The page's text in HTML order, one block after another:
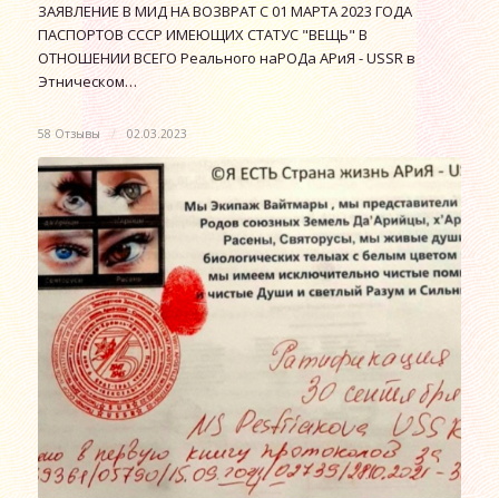
ЗАЯВЛЕНИЕ В МИД НА ВОЗВРАТ С 01 МАРТА 2023 ГОДА
ПАСПОРТОВ СССР ИМЕЮЩИХ СТАТУС "ВЕЩЬ" В
ОТНОШЕНИИ ВСЕГО Реального наРОДа АРиЯ - USSR в
Этническом…
58 Отзывы / 02.03.2023